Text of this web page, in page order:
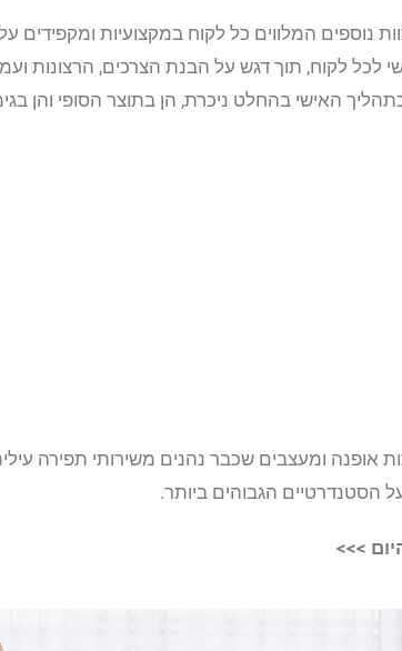
נוספים המלווים כל לקוח במקצועיות ומקפידים
לקוח, תוך דגש על הבנת הצרכים, הרצונות
האישי בהחלט ניכרת, הן בתוצר הסופי והן
ומעצבים שכבר נהנים משירותי תפירה
הסטנדרטיים הגבוהים ביותר.
>>>